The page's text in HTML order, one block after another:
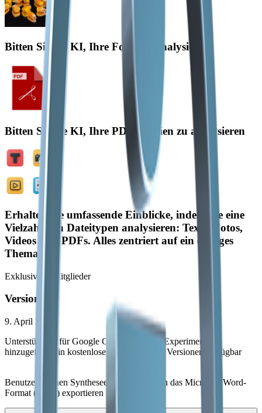
Bitten Sie die KI, Ihre Fotos zu analysieren
Bitten Sie die KI, Ihre PDF-Dateien zu analysieren
Erhalten Sie umfassende Einblicke, indem Sie eine
Vielzahl von Dateitypen analysieren: Texte, Fotos,
Videos und PDFs. Alles zentriert auf ein einziges
Thema.
Exklusiv für Mitglieder
Version 1.0
9. April 2025
Unterstützung für Google Gemini 2.5 Pro (Experimentell)
hinzugefügt – in kostenlosen und bezahlten Versionen verfügbar
Benutzer können Syntheseergebnisse nun in das Microsoft Word-
Format (.docx) exportieren